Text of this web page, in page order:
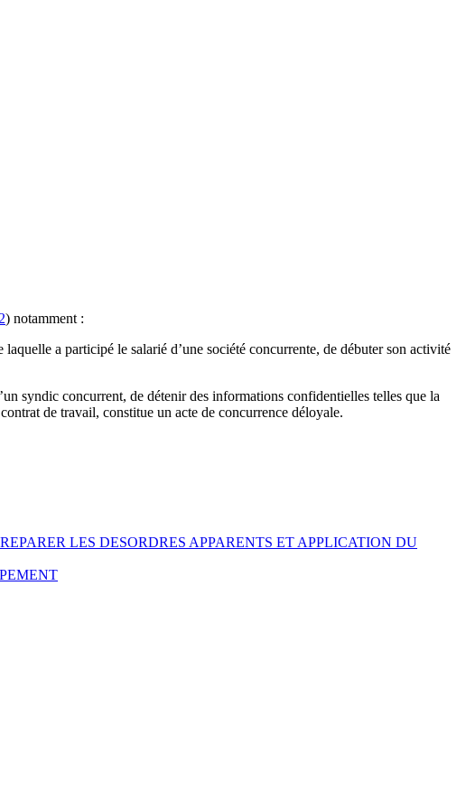
) notamment :
a participé le salarié d’une société concurrente, de débuter son activité
syndic concurrent, de détenir des informations confidentielles telles que la
de travail, constitue un acte de concurrence déloyale.
LES DESORDRES APPARENTS ET APPLICATION DU